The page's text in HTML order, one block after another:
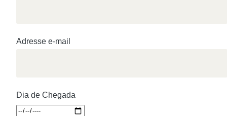
Adresse e-mail
Dia de Chegada